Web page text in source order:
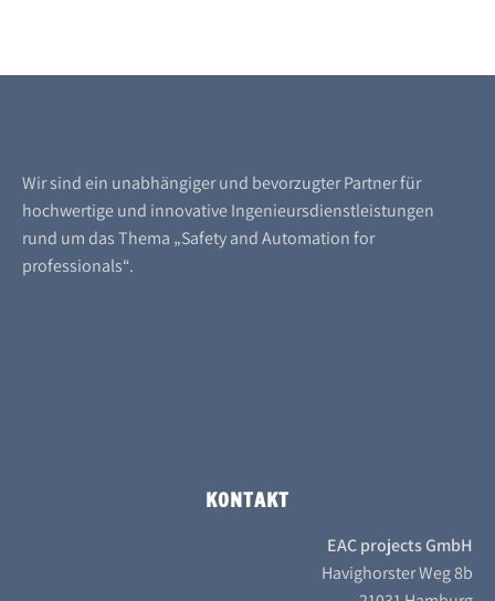
Wir sind ein unabhängiger und bevorzugter Partner für
hochwertige und innovative Ingenieursdienstleistungen
rund um das Thema „Safety and Automation for
professionals“.
KONTAKT
EAC projects GmbH
Havighorster Weg 8b